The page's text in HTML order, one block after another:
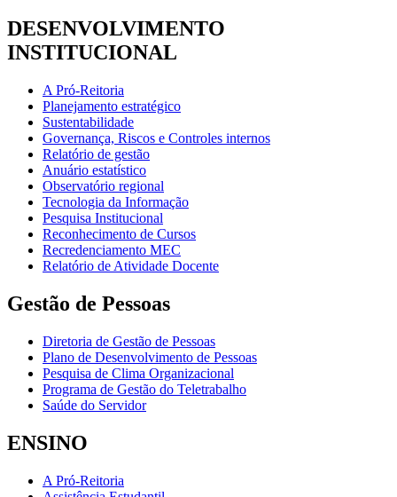
DESENVOLVIMENTO
INSTITUCIONAL
A Pró-Reitoria
Planejamento estratégico
Sustentabilidade
Governança, Riscos e Controles internos
Relatório de gestão
Anuário estatístico
Observatório regional
Tecnologia da Informação
Pesquisa Institucional
Reconhecimento de Cursos
Recredenciamento MEC
Relatório de Atividade Docente
Gestão de Pessoas
Diretoria de Gestão de Pessoas
Plano de Desenvolvimento de Pessoas
Pesquisa de Clima Organizacional
Programa de Gestão do Teletrabalho
Saúde do Servidor
ENSINO
A Pró-Reitoria